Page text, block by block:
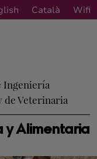
Català Wifi
y Alimentaria
Ingeniería
de Veterinaria